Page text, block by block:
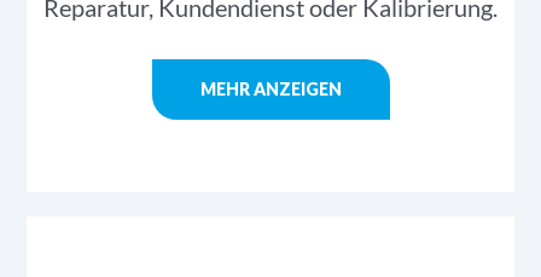
Reparatur, Kundendienst oder Kalibrierung.
MEHR ANZEIGEN